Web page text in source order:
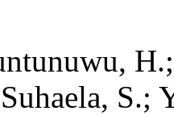
S.;